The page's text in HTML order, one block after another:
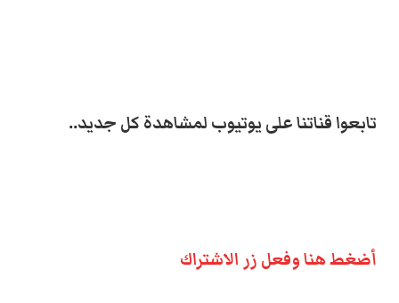
تابعوا قناتنا على يوتيوب لمشاهدة كل جديد..
أضغط هنا وفعل زر الاشتراك